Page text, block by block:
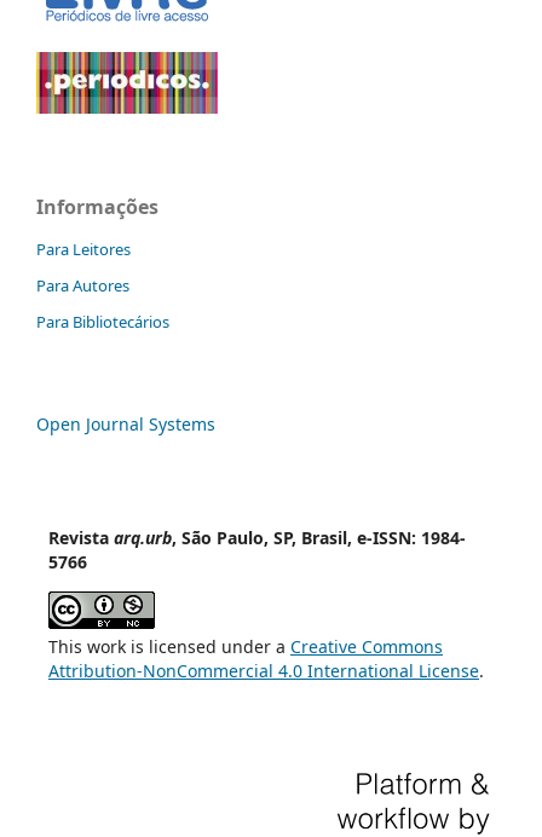
Informações
Para Leitores
Para Autores
Para Bibliotecários
Open Journal Systems
Revista arq.urb, São Paulo, SP, Brasil, e-ISSN: 1984-
5766
This work is licensed under a Creative Commons
Attribution-NonCommercial 4.0 International License.